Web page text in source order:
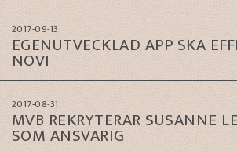
2017-09-13
EGENUTVECKLAD APP SKA
NOVI
2017-08-31
MVB REKRYTERAR SUSANNE
SOM ANSVARIG